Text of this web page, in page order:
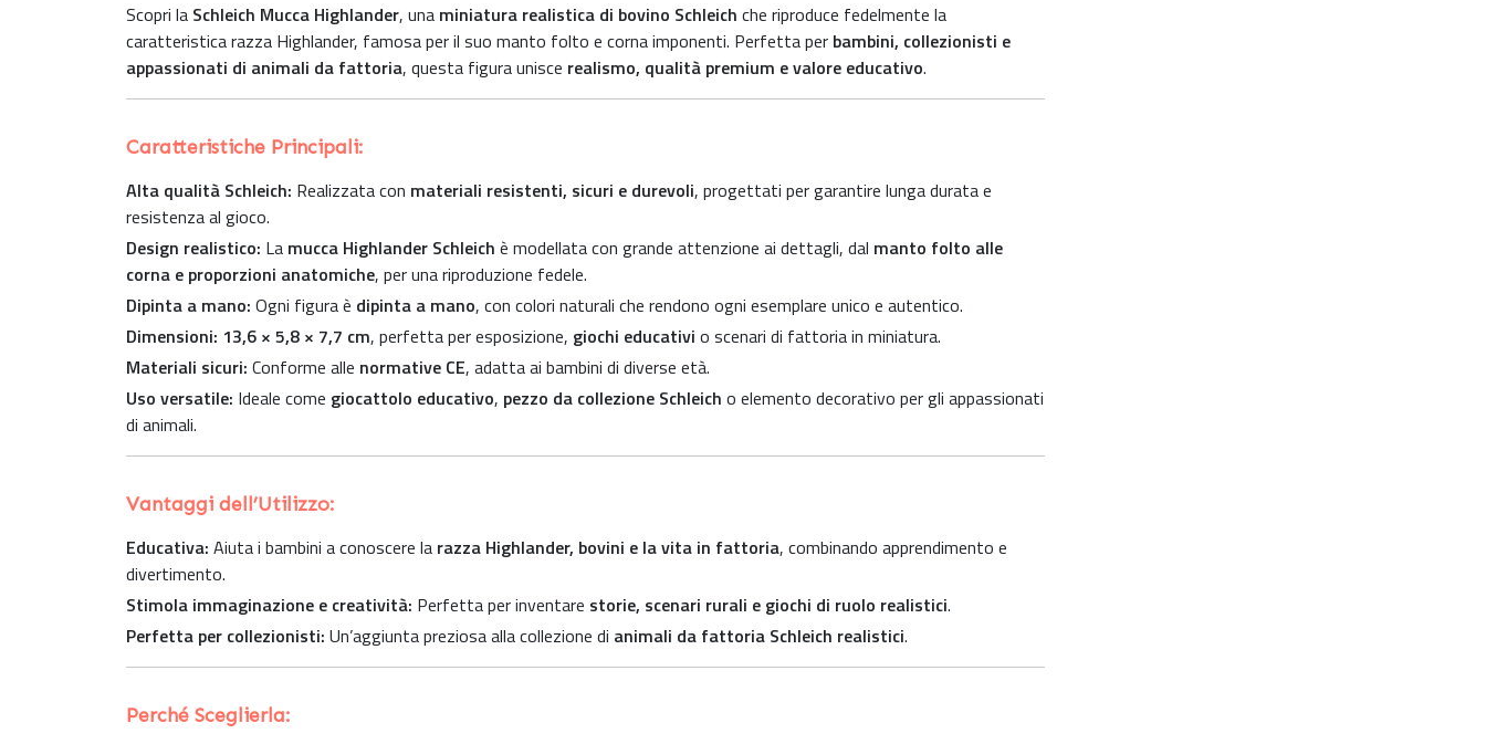
Scopri la Schleich Mucca Highlander, una miniatura realistica di bovino Schleich che riproduce fedelmente la
caratteristica razza Highlander, famosa per il suo manto folto e corna imponenti. Perfetta per bambini, collezionisti e
appassionati di animali da fattoria, questa figura unisce realismo, qualità premium e valore educativo.
Caratteristiche Principali:
Alta qualità Schleich: Realizzata con materiali resistenti, sicuri e durevoli, progettati per garantire lunga durata e
resistenza al gioco.
Design realistico: La mucca Highlander Schleich è modellata con grande attenzione ai dettagli, dal manto folto alle
corna e proporzioni anatomiche, per una riproduzione fedele.
Dipinta a mano: Ogni figura è dipinta a mano, con colori naturali che rendono ogni esemplare unico e autentico.
Dimensioni: 13,6 × 5,8 × 7,7 cm, perfetta per esposizione, giochi educativi o scenari di fattoria in miniatura.
Materiali sicuri: Conforme alle normative CE, adatta ai bambini di diverse età.
Uso versatile: Ideale come giocattolo educativo, pezzo da collezione Schleich o elemento decorativo per gli appassionati
di animali.
Vantaggi dell’Utilizzo:
Educativa: Aiuta i bambini a conoscere la razza Highlander, bovini e la vita in fattoria, combinando apprendimento e
divertimento.
Stimola immaginazione e creatività: Perfetta per inventare storie, scenari rurali e giochi di ruolo realistici.
Perfetta per collezionisti: Un’aggiunta preziosa alla collezione di animali da fattoria Schleich realistici.
Perché Sceglierla: